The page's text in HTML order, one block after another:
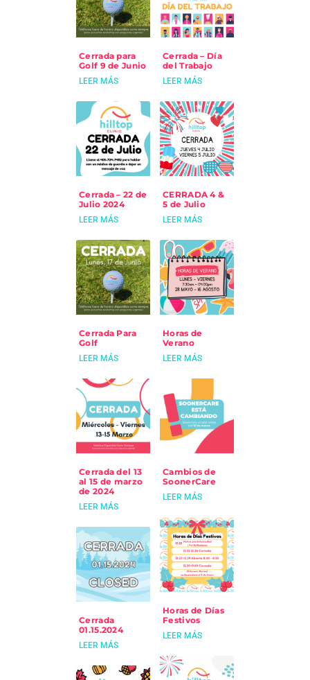
Cerrada para
Golf 9 de Junio
LEER MÁS
Cerrada – Día
del Trabajo
LEER MÁS
Cerrada – 22 de
Julio 2024
LEER MÁS
CERRADA 4 &
5 de Julio
LEER MÁS
Cerrada Para
Golf
LEER MÁS
Horas de
Verano
LEER MÁS
Cerrada del 13
al 15 de marzo
de 2024
LEER MÁS
Cambios de
SoonerCare
LEER MÁS
Cerrada
01.15.2024
LEER MÁS
Horas de Días
Festivos
LEER MÁS